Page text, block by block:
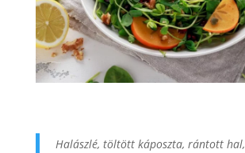
Halászlé, töltött káposzta, rántott hal,